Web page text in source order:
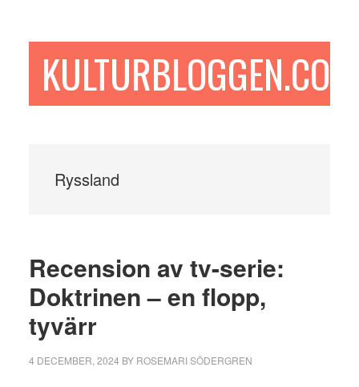
sidofältetKULTURBLOGGEN.COM
Ryssland
Recension av tv-serie:
Doktrinen – en flopp,
tyvärr
4 DECEMBER, 2024 BY ROSEMARI SÖDERGREN